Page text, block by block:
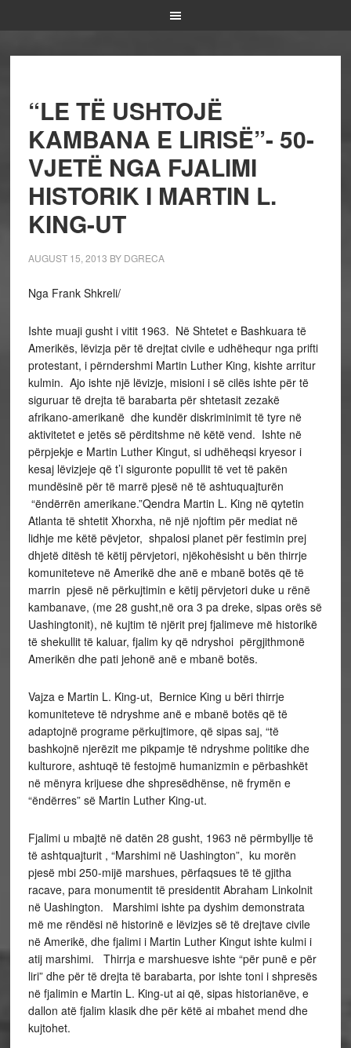
“LE TË USHTOJË
KAMBANA E LIRISË”- 50-
VJETË NGA FJALIMI
HISTORIK I MARTIN L.
KING-UT
AUGUST 15, 2013 BY DGRECA
Nga Frank Shkreli/
Ishte muaji gusht i vitit 1963. Në Shtetet e Bashkuara të
Amerikës, lëvizja për të drejtat civile e udhëhequr nga prifti
protestant, i përndershmi Martin Luther King, kishte arritur
kulmin. Ajo ishte një lëvizje, misioni i së cilës ishte për të
siguruar të drejta të barabarta për shtetasit zezakë
afrikano-amerikanë dhe kundër diskriminimit të tyre në
aktivitetet e jetës së përditshme në këtë vend. Ishte në
përpjekje e Martin Luther Kingut, si udhëheqsi kryesor i
kesaj lëvizjeje që t’i siguronte popullit të vet të pakën
mundësinë për të marrë pjesë në të ashtuquajturën
“ëndërrën amerikane.”Qendra Martin L. King në qytetin
Atlanta të shtetit Xhorxha, në një njoftim për mediat në
lidhje me këtë pëvjetor, shpalosi planet për festimin prej
dhjetë ditësh të këtij përvjetori, njëkohësisht u bën thirrje
komuniteteve në Amerikë dhe anë e mbanë botës që të
marrin pjesë në përkujtimin e këtij përvjetori duke u rënë
kambanave, (me 28 gusht,në ora 3 pa dreke, sipas orës së
Uashingtonit), në kujtim të njërit prej fjalimeve më historikë
të shekullit të kaluar, fjalim ky që ndryshoi përgjithmonë
Amerikën dhe pati jehonë anë e mbanë botës.
Vajza e Martin L. King-ut, Bernice King u bëri thirrje
komuniteteve të ndryshme anë e mbanë botës që të
adaptojnë programe përkujtimore, që sipas saj, “të
bashkojnë njerëzit me pikpamje të ndryshme politike dhe
kulturore, ashtuqë të festojmë humanizmin e përbashkët
në mënyra krijuese dhe shpresëdhënse, në frymën e
“ëndërres” së Martin Luther King-ut.
Fjalimi u mbajtë në datën 28 gusht, 1963 në përmbyllje të
të ashtquajturit , “Marshimi në Uashington”, ku morën
pjesë mbi 250-mijë marshues, përfaqsues të të gjitha
racave, para monumentit të presidentit Abraham Linkolnit
në Uashington. Marshimi ishte pa dyshim demonstrata
më me rëndësi në historinë e lëvizjes së të drejtave civile
në Amerikë, dhe fjalimi i Martin Luther Kingut ishte kulmi i
atij marshimi. Thirrja e marshuesve ishte “për punë e për
liri” dhe për të drejta të barabarta, por ishte toni i shpresës
në fjalimin e Martin L. King-ut ai që, sipas historianëve, e
dallon atë fjalim klasik dhe për këtë ai mbahet mend dhe
kujtohet.